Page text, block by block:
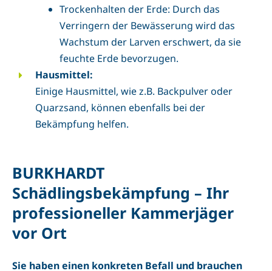
Trockenhalten der Erde: Durch das
Verringern der Bewässerung wird das
Wachstum der Larven erschwert, da sie
feuchte Erde bevorzugen.
Hausmittel:
Einige Hausmittel, wie z.B. Backpulver oder
Quarzsand, können ebenfalls bei der
Bekämpfung helfen.
BURKHARDT
Schädlingsbekämpfung – Ihr
professioneller Kammerjäger
vor Ort
Sie haben einen konkreten Befall und brauchen